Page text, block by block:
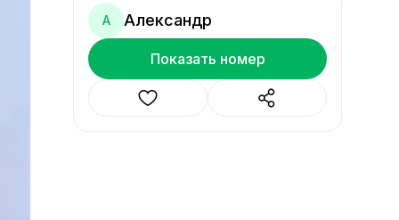
А Александр
Показать номер